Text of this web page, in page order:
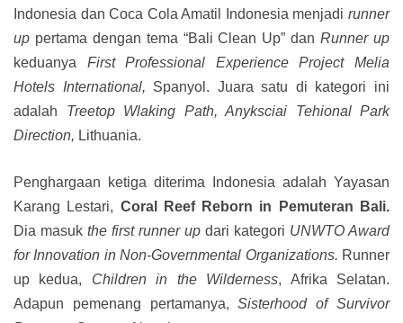
Indonesia dan Coca Cola Amatil Indonesia menjadi runner
up pertama dengan tema “Bali Clean Up” danRunner up
keduanya First Professional Experience Project Melia
Hotels International, Spanyol. Juara satu di kategori ini
adalah Treetop Wlaking Path, Anyksciai Tehional Park
Direction, Lithuania.
Penghargaan ketiga diterima Indonesia adalah Yayasan
Karang Lestari, Coral Reef Reborn in Pemuteran Bali.
Dia masuk the first runner up dari kategori UNWTO Award
for Innovation in Non-Governmental Organizations. Runner
up kedua, Children in the Wilderness, Afrika Selatan.
Adapun pemenang pertamanya,Sisterhood of Survivor